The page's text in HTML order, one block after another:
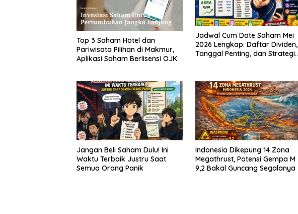
Top 3 Saham Hotel dan
Pariwisata Pilihan di Makmur,
Aplikasi Saham Berlisensi OJK
Jadwal Cum Date Saham Mei
2026 Lengkap: Daftar Dividen,
Tanggal Penting, dan Strategi
Jangan Beli Saham Dulu! Ini
Waktu Terbaik Justru Saat
Semua Orang Panik
Indonesia Dikepung 14 Zona
Megathrust, Potensi Gempa M
9,2 Bakal Guncang Segalanya